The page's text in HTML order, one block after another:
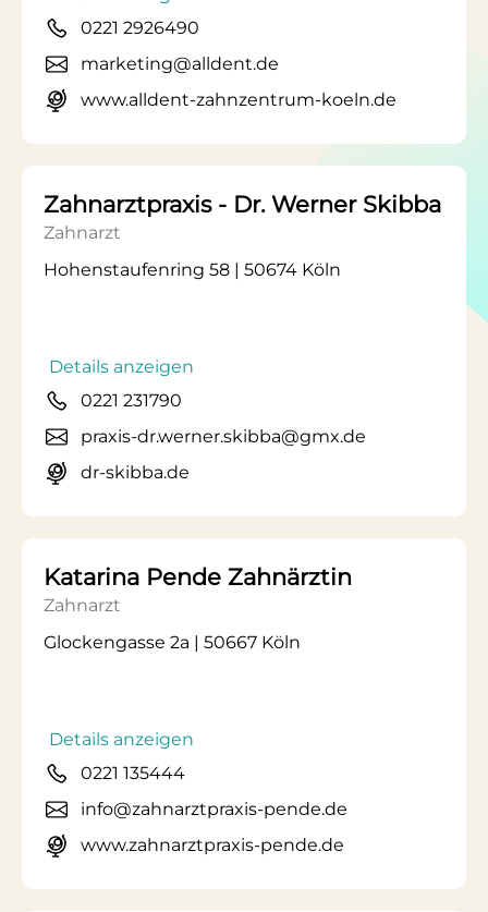
0221 2926490
marketing@alldent.de
www.alldent-zahnzentrum-koeln.de
Zahnarztpraxis - Dr. Werner Skibba
Zahnarzt
Hohenstaufenring 58 | 50674 Köln
Details anzeigen
0221 231790
praxis-dr.werner.skibba@gmx.de
dr-skibba.de
Katarina Pende Zahnärztin
Zahnarzt
Glockengasse 2a | 50667 Köln
Details anzeigen
0221 135444
info@zahnarztpraxis-pende.de
www.zahnarztpraxis-pende.de